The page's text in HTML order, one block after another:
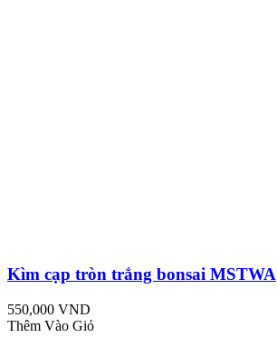
Kìm cạp tròn trắng bonsai MSTWA
550,000 VND
Thêm Vào Giỏ